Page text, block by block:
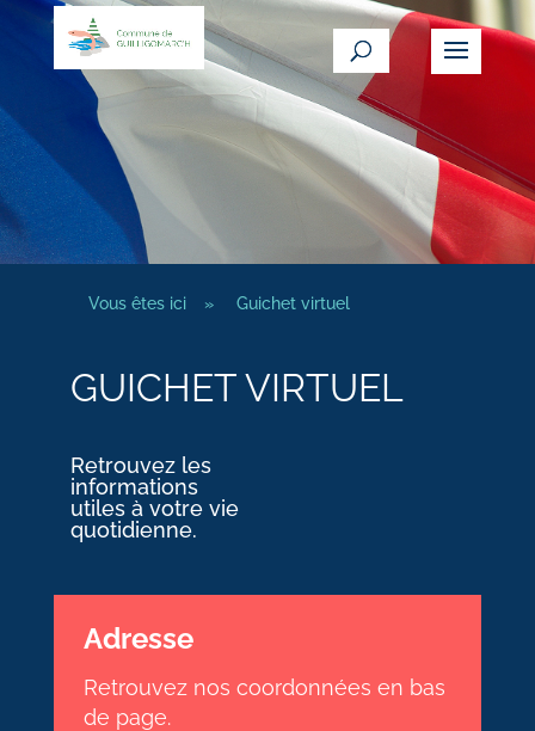
Vous êtes ici » Guichet virtuel
GUICHET VIRTUEL
Retrouvez les
informations
utiles à votre vie
quotidienne.
Adresse
Retrouvez nos coordonnées en bas
de page.